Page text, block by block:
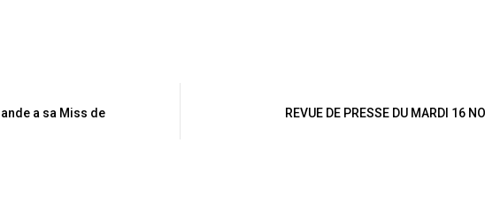
a sa Miss de
REVUE DE PRESSE DU MARDI 16